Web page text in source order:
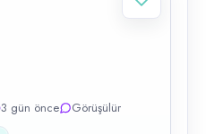
3 gün önce Görüşülür